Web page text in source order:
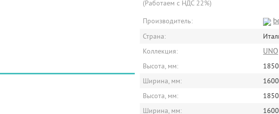
(Работаем с НДС 22%)
Производитель:
Страна:
Коллекция:
UNO
Высота, мм:
1850
Ширина, мм:
1600
Высота, мм:
1850
Ширина, мм:
1600